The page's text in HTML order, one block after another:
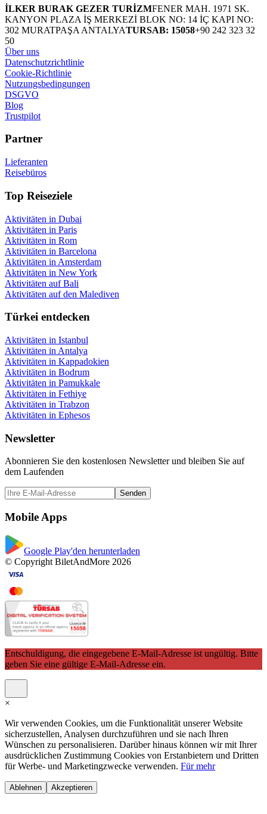
İLKER BURAK GEZER TURİZMFENER MAH. 1971 SK.
KANYON PLAZA İŞ MERKEZİ BLOK NO: 14 İÇ KAPI NO:
302 MURATPAŞA ANTALYATURSAB: 15058+90 242 323 32
50
Über uns
Datenschutzrichtlinie
Cookie-Richtlinie
Nutzungsbedingungen
DSGVO
Blog
Trustpilot
Partner
Lieferanten
Reisebüros
Top Reiseziele
Aktivitäten in Dubai
Aktivitäten in Paris
Aktivitäten in Rom
Aktivitäten in Barcelona
Aktivitäten in Amsterdam
Aktivitäten in New York
Aktivitäten auf Bali
Aktivitäten auf den Malediven
Türkei entdecken
Aktivitäten in Istanbul
Aktivitäten in Antalya
Aktivitäten in Kappadokien
Aktivitäten in Bodrum
Aktivitäten in Pamukkale
Aktivitäten in Fethiye
Aktivitäten in Trabzon
Aktivitäten in Ephesos
Newsletter
Abonnieren Sie den kostenlosen Newsletter und bleiben Sie auf
dem Laufenden
Senden
Mobile Apps
Google Play'den herunterladen
© Copyright BiletAndMore 2026
Entschuldigung, die eingegebene E-Mail-Adresse ist ungültig. Bitte
geben Sie eine gültige E-Mail-Adresse ein.
×
Wir verwenden Cookies, um die Funktionalität unserer Website
sicherzustellen, Analysen durchzuführen und sie nach Ihren
Wünschen zu personalisieren. Darüber hinaus können wir mit Ihrer
ausdrücklichen Zustimmung Cookies von Erstanbietern und Dritten
für Werbe- und Marketingzwecke verwenden. Für mehr
Ablehnen Akzeptieren